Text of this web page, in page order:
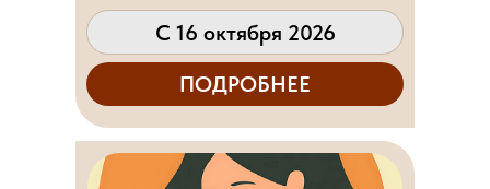
С 16 октября 2026
ПОДРОБНЕЕ